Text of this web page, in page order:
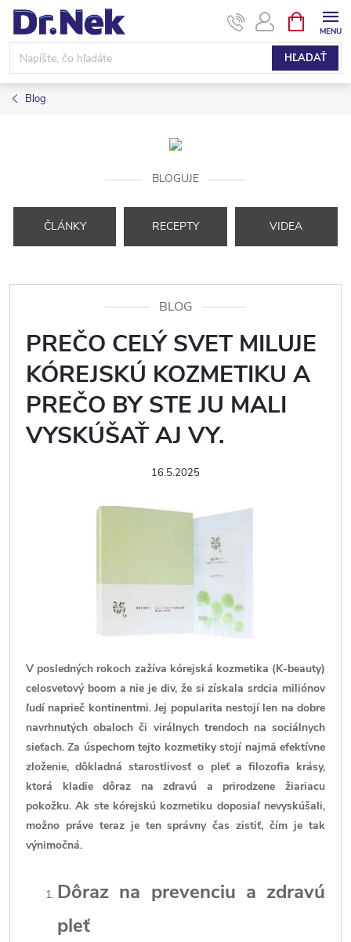
Prejsť
obsah
HĽADAŤ
KOŠÍK
Blog
BLOGUJE
ČLÁNKY RECEPTY VIDEA
BLOG
PREČO CELÝ SVET MILUJE
KÓREJSKÚ KOZMETIKU A
PREČO BY STE JU MALI
VYSKÚŠAŤ AJ VY.
16.5.2025
V posledných rokoch zažíva kórejská kozmetika (K-beauty)
celosvetový boom a nie je div, že si získala srdcia miliónov
ľudí naprieč kontinentmi. Jej popularita nestojí len na dobre
navrhnutých obaloch či virálnych trendoch na sociálnych
sieťach. Za úspechom tejto kozmetiky stojí najmä efektívne
zloženie, dôkladná starostlivosť o pleť a filozofia krásy,
ktorá kladie dôraz na zdravú a prirodzene žiariacu
pokožku. Ak ste kórejskú kozmetiku doposiaľ nevyskúšali,
možno práve teraz je ten správny čas zistiť, čím je tak
výnimočná.
Dôraz na prevenciu a zdravú
pleť